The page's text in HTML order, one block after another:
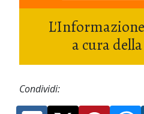
a cura
Condividi: